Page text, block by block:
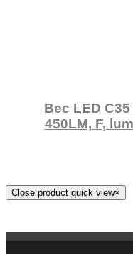
Bec LED
450LM, F,
Close product quick view×